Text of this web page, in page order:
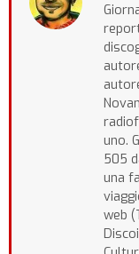
uno.
505
una
web